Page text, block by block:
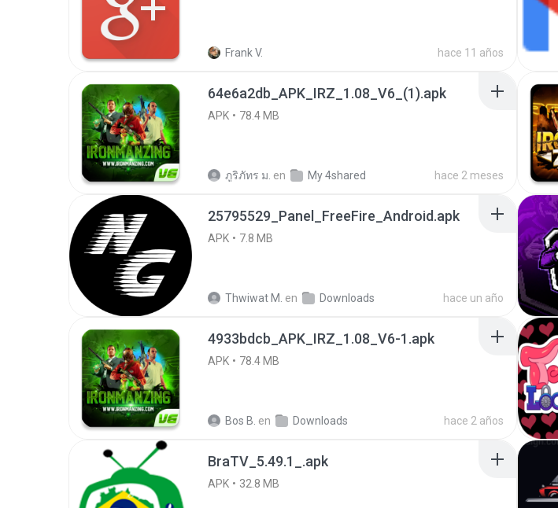
Frank V. hace 11 años
64e6a2db_APK_IRZ_1.08_V6_(1).apk
APK 78.4 MB
ภูริภัทร ม. en My 4shared hace 2 meses
25795529_Panel_FreeFire_Android.apk
APK 7.8 MB
Thwiwat M. en Downloads hace un año
4933bdcb_APK_IRZ_1.08_V6-1.apk
APK 78.4 MB
Bos B. en Downloads hace 2 años
BraTV_5.49.1_.apk
APK 32.8 MB